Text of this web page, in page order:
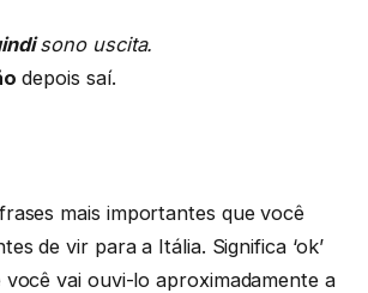
sono uscita.
depois saí.
mais importantes que você
de vir para a Itália. Significa ‘ok’
você vai ouvi-lo aproximadamente a